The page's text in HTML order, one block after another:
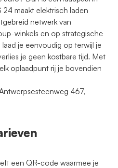
maakt elektrisch laden
netwerk van
winkels en op strategische
je eenvoudig op terwijl je
je geen kostbare tijd. Met
oplaadpunt rij je bovendien
467,
een QR-code waarmee je